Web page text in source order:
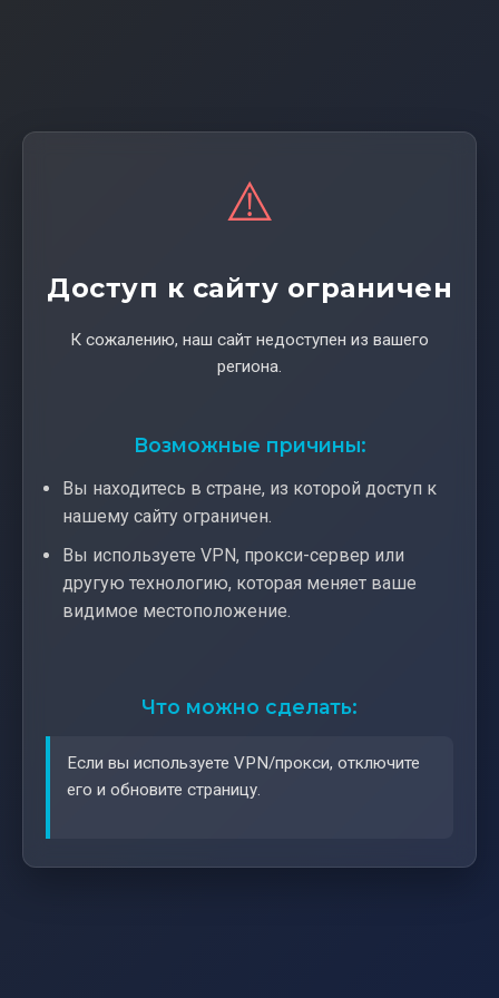
⚠️
Доступ к сайту ограничен
К сожалению, наш сайт недоступен из вашего
региона.
Возможные причины:
Вы находитесь в стране, из которой доступ к
нашему сайту ограничен.
Вы используете VPN, прокси-сервер или
другую технологию, которая меняет ваше
видимое местоположение.
Что можно сделать:
Если вы используете VPN/прокси, отключите
его и обновите страницу.